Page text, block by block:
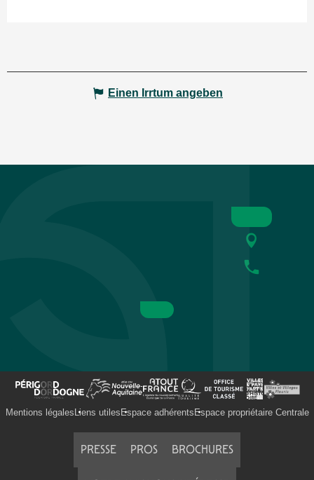
Einen Irrtum angeben
Mentions légalesLiens utilesEspace adhérentsEspace propriétaire Centrale
PRESSE PROS BROCHURES